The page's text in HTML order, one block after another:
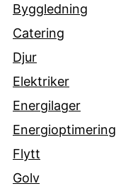
Byggledning
Catering
Djur
Elektriker
Energilager
Energioptimering
Flytt
Golv